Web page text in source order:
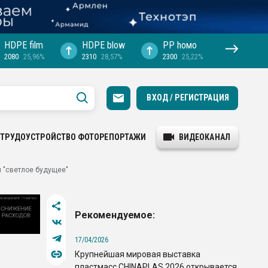
HDPE film
2080 25,96%
HDPE blow
2310 28,57%
PP hомо
2300 25,22%
ВХОД / РЕГИСТРАЦИЯ
ТРУДОУСТРОЙСТВО ФОТОРЕПОРТАЖИ ВИДЕОКАНАЛ
будущее"
Рекомендуемое:
17/04/2026
Крупнейшая мировая выставка